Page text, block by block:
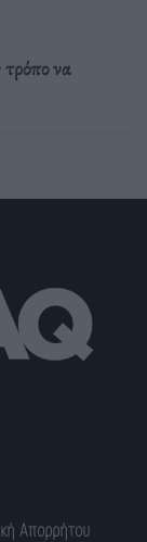
τρόπο να
Απορρήτου